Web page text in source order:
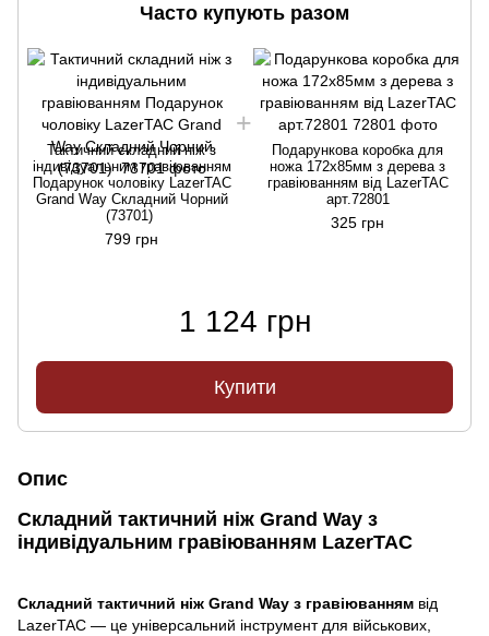
Часто купують разом
Тактичний складний ніж з
індивідуальним гравіюванням
Подарунок чоловіку LazerTAC
Grand Way Складний Чорний
(73701)
799 грн
Подарункова коробка для
ножа 172х85мм з дерева з
гравіюванням від LazerTAC
арт.72801
325 грн
1 124 грн
Купити
Опис
Складний тактичний ніж Grand Way з
індивідуальним гравіюванням LazerTAC
Складний тактичний ніж Grand Way з гравіюванням від
LazerTAC — це універсальний інструмент для військових,